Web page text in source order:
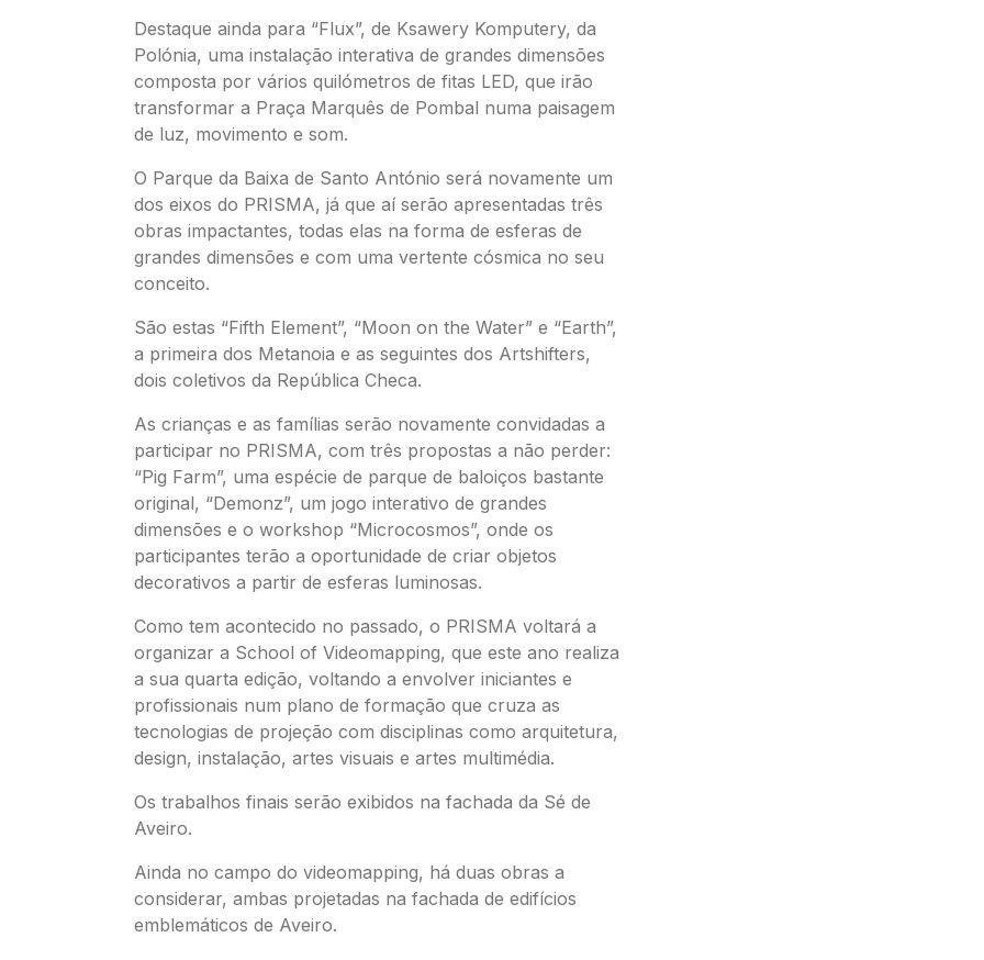
Destaque ainda para “Flux”, de Ksawery Komputery, da
Polónia, uma instalação interativa de grandes dimensões
composta por vários quilómetros de fitas LED, que irão
transformar a Praça Marquês de Pombal numa paisagem
de luz, movimento e som.
O Parque da Baixa de Santo António será novamente um
dos eixos do PRISMA, já que aí serão apresentadas três
obras impactantes, todas elas na forma de esferas de
grandes dimensões e com uma vertente cósmica no seu
conceito.
São estas “Fifth Element”, “Moon on the Water” e “Earth”,
a primeira dos Metanoia e as seguintes dos Artshifters,
dois coletivos da República Checa.
As crianças e as famílias serão novamente convidadas a
participar no PRISMA, com três propostas a não perder:
“Pig Farm”, uma espécie de parque de baloiços bastante
original, “Demonz”, um jogo interativo de grandes
dimensões e o workshop “Microcosmos”, onde os
participantes terão a oportunidade de criar objetos
decorativos a partir de esferas luminosas.
Como tem acontecido no passado, o PRISMA voltará a
organizar a School of Videomapping, que este ano realiza
a sua quarta edição, voltando a envolver iniciantes e
profissionais num plano de formação que cruza as
tecnologias de projeção com disciplinas como arquitetura,
design, instalação, artes visuais e artes multimédia.
Os trabalhos finais serão exibidos na fachada da Sé de
Aveiro.
Ainda no campo do videomapping, há duas obras a
considerar, ambas projetadas na fachada de edifícios
emblemáticos de Aveiro.